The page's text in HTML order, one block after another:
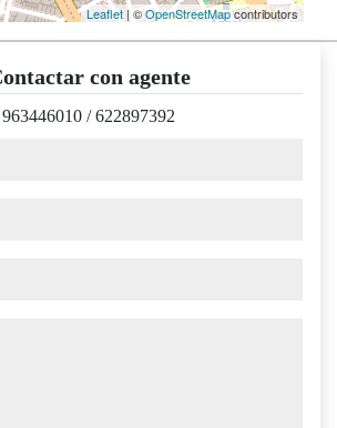
Leaflet | ©OpenStreetMapcontributors
con agente
963446010 /622897392